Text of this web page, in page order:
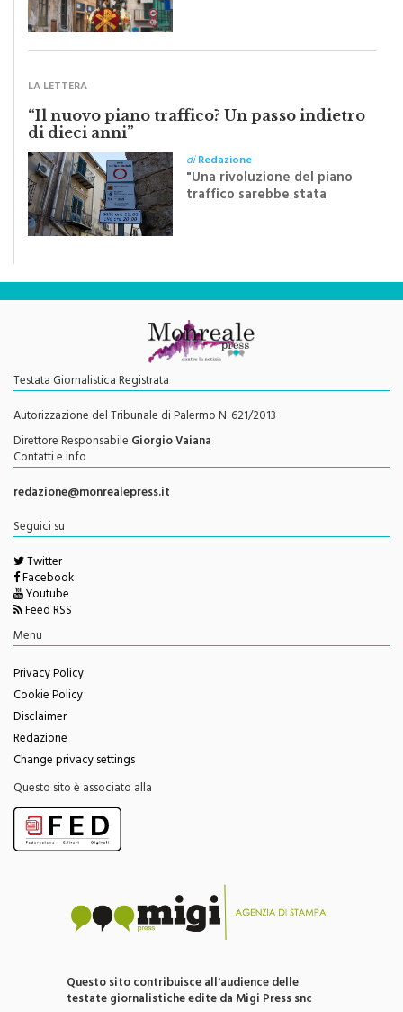
Sapienza all'indomani della
LA LETTERA
“Il nuovo piano traffico? Un passo indietro
di dieci anni”
diRedazione
"Una rivoluzione del piano
Testata Giornalistica Registrata
Autorizzazione del Tribunale di Palermo N. 621/2013
Direttore ResponsabileGiorgio Vaiana
Contatti e info
redazione@monrealepress.it
Seguici su
Twitter
Facebook
Youtube
Feed RSS
Privacy Policy
Cookie Policy
Disclaimer
Redazione
Change privacy settings
Questo sito è associato alla